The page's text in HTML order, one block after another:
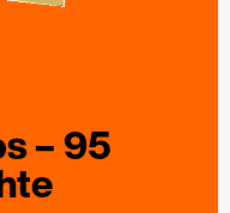
– 95